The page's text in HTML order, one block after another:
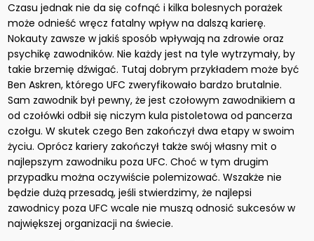
Czasu jednak nie da się cofnąć i kilka bolesnych porażek
może odnieść wręcz fatalny wpływ na dalszą karierę.
Nokauty zawsze w jakiś sposób wpływają na zdrowie oraz
psychikę zawodników. Nie każdy jest na tyle wytrzymały, by
takie brzemię dźwigać. Tutaj dobrym przykładem może być
Ben Askren, którego UFC zweryfikowało bardzo brutalnie.
Sam zawodnik był pewny, że jest czołowym zawodnikiem a
od czołówki odbił się niczym kula pistoletowa od pancerza
czołgu. W skutek czego Ben zakończył dwa etapy w swoim
życiu. Oprócz kariery zakończył także swój własny mit o
najlepszym zawodniku poza UFC. Choć w tym drugim
przypadku można oczywiście polemizować. Wszakże nie
będzie dużą przesadą, jeśli stwierdzimy, że najlepsi
zawodnicy poza UFC wcale nie muszą odnosić sukcesów w
największej organizacji na świecie.